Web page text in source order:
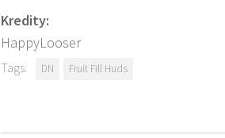
Kredity:
HappyLooser
Tags: DN Fruit Fill Huds